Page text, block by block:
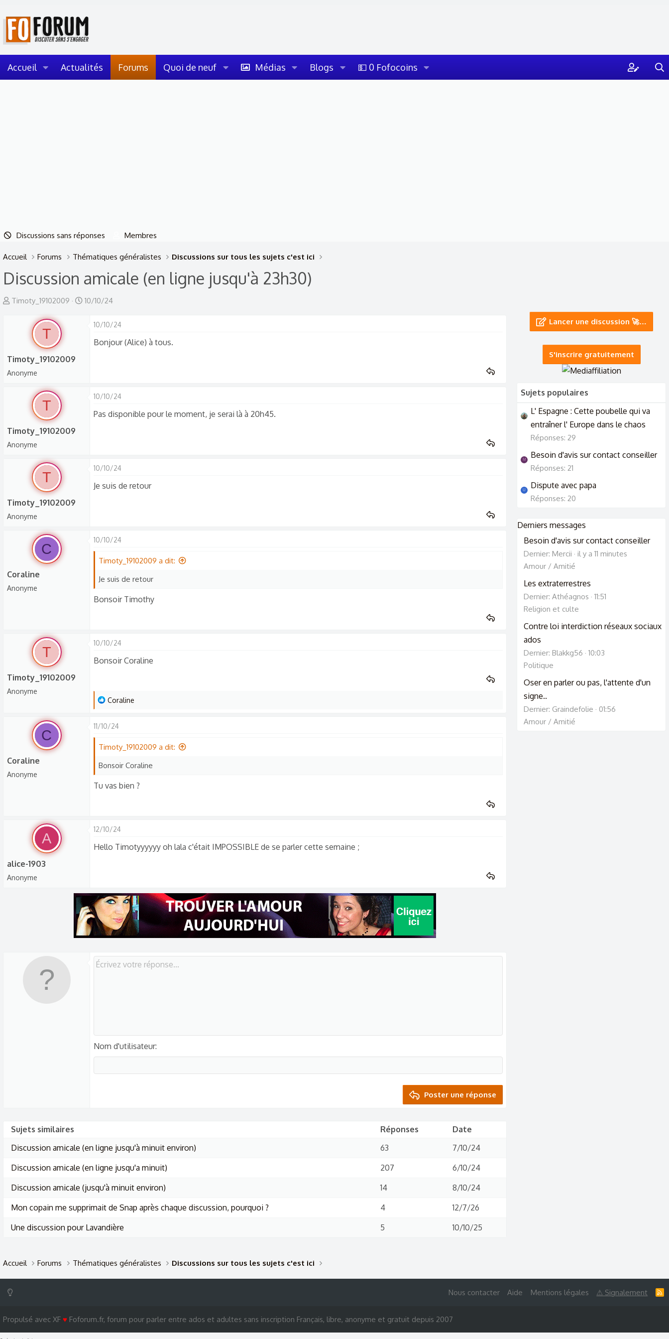
Accueil Actualités Forums Quoi de neuf Médias Blogs 💵 0 Fofocoins
Discussions sans réponses Membres
Accueil Forums Thématiques généralistes Discussions sur tous les sujets c'est ici
Discussion amicale (en ligne jusqu'à 23h30)
A
r
d
s
s
Timoty_19102009
D
10/10/24
T
Timoty_19102009
Anonyme
10/10/24
Bonjour (Alice) à tous.
T
Timoty_19102009
Anonyme
10/10/24
Pas disponible pour le moment, je serai là à 20h45.
T
Timoty_19102009
Anonyme
10/10/24
Je suis de retour
C
Coraline
Anonyme
10/10/24
Timoty_19102009 a dit:
Je suis de retour
Bonsoir Timothy
T
Timoty_19102009
Anonyme
10/10/24
Bonsoir Coraline
L
s
é
c
i
s
Coraline
C
Coraline
Anonyme
11/10/24
Timoty_19102009 a dit:
Bonsoir Coraline
Tu vas bien ?
A
alice-1903
Anonyme
12/10/24
Hello Timotyyyyyy oh lala c'était IMPOSSIBLE de se parler cette semaine ;
Nom d'utilisateur
Poster une réponse
Sujets similaires Réponses
Date
Discussion amicale (en ligne jusqu'à minuit environ)
63
7/10/24
Discussion amicale (en ligne jusqu'a minuit)
207
6/10/24
Discussion amicale (jusqu'à minuit environ)
14
8/10/24
Mon copain me supprimait de Snap après chaque discussion, pourquoi ?
4
12/7/26
Une discussion pour Lavandière
5 10/10/25
Lancer une discussion 🚀…
S'inscrire gratuitement
Sujets populaires
L' Espagne : Cette poubelle qui va
entraîner l' Europe dans le chaos
Réponses: 29
M Besoin d'avis sur contact conseiller
Réponses: 21
U Dispute avec papa
Réponses: 20
Derniers messages
Besoin d'avis sur contact conseiller
Dernier: Mercii
il y a 11 minutes
Amour / Amitié
Les extraterrestres
Dernier: Athéagnos
11:51
Religion et culte
Contre loi interdiction réseaux sociaux
ados
Dernier: Blakkg56
10:03
Politique
Oser en parler ou pas, l'attente d'un
signe..
Dernier: Graindefolie
01:56
Amour / Amitié
Accueil Forums Thématiques généralistes Discussions sur tous les sujets c'est ici
Nous contacter Aide Mentions légales ⚠ Signalement
R
Propulsé avec XF ♥ Foforum.fr, forum pour parler entre ados et adultes sans inscription Français, libre, anonyme et gratuit depuis 2007